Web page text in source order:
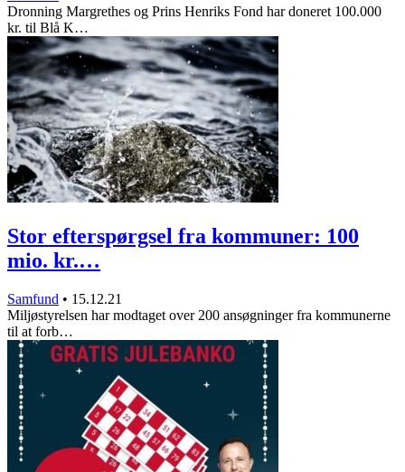
Dronning Margrethes og Prins Henriks Fond har doneret 100.000
kr. til Blå K…
Stor efterspørgsel fra kommuner: 100
mio. kr.…
Samfund • 15.12.21
Miljøstyrelsen har modtaget over 200 ansøgninger fra kommunerne
til at forb…